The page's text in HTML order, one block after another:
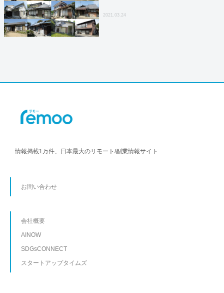
2021.03.24
情報掲載1万件、日本最大のリモート/副業情報サイト
お問い合わせ
会社概要
AINOW
SDGsCONNECT
スタートアップタイムズ